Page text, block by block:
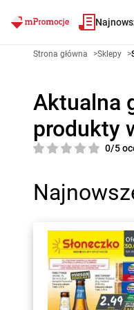
Strona główna >Sklepy >
Aktualna
produkty
0/5